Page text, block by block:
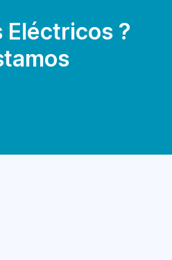
Eléctricos ?